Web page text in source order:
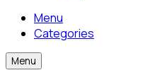
Menu
Categories
Menu